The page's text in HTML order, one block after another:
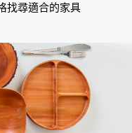
嗎?
嗎?
找尋適合的家具